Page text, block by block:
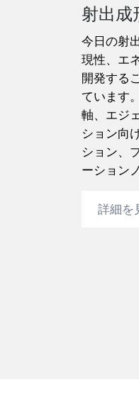
射出成
今日の射
現性、エ
開発する
ています
軸、エジ
ション向
ション、
ーション
詳細を